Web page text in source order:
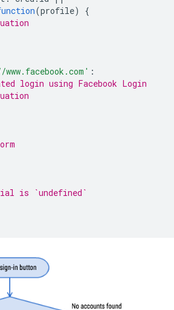
(profile)
{
:
login using Facebook Login
is `undefined`